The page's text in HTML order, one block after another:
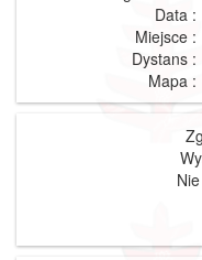
Data :
Miejsce :
Dystans :
Mapa :